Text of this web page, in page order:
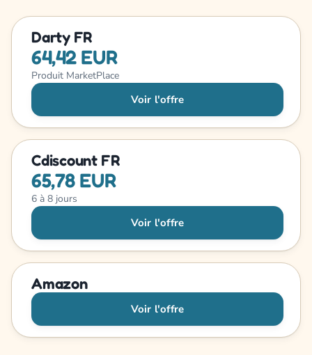
Darty FR
64,42 EUR
Produit MarketPlace
Voir l'offre
Cdiscount FR
65,78 EUR
6 à 8 jours
Voir l'offre
Amazon
Voir l'offre